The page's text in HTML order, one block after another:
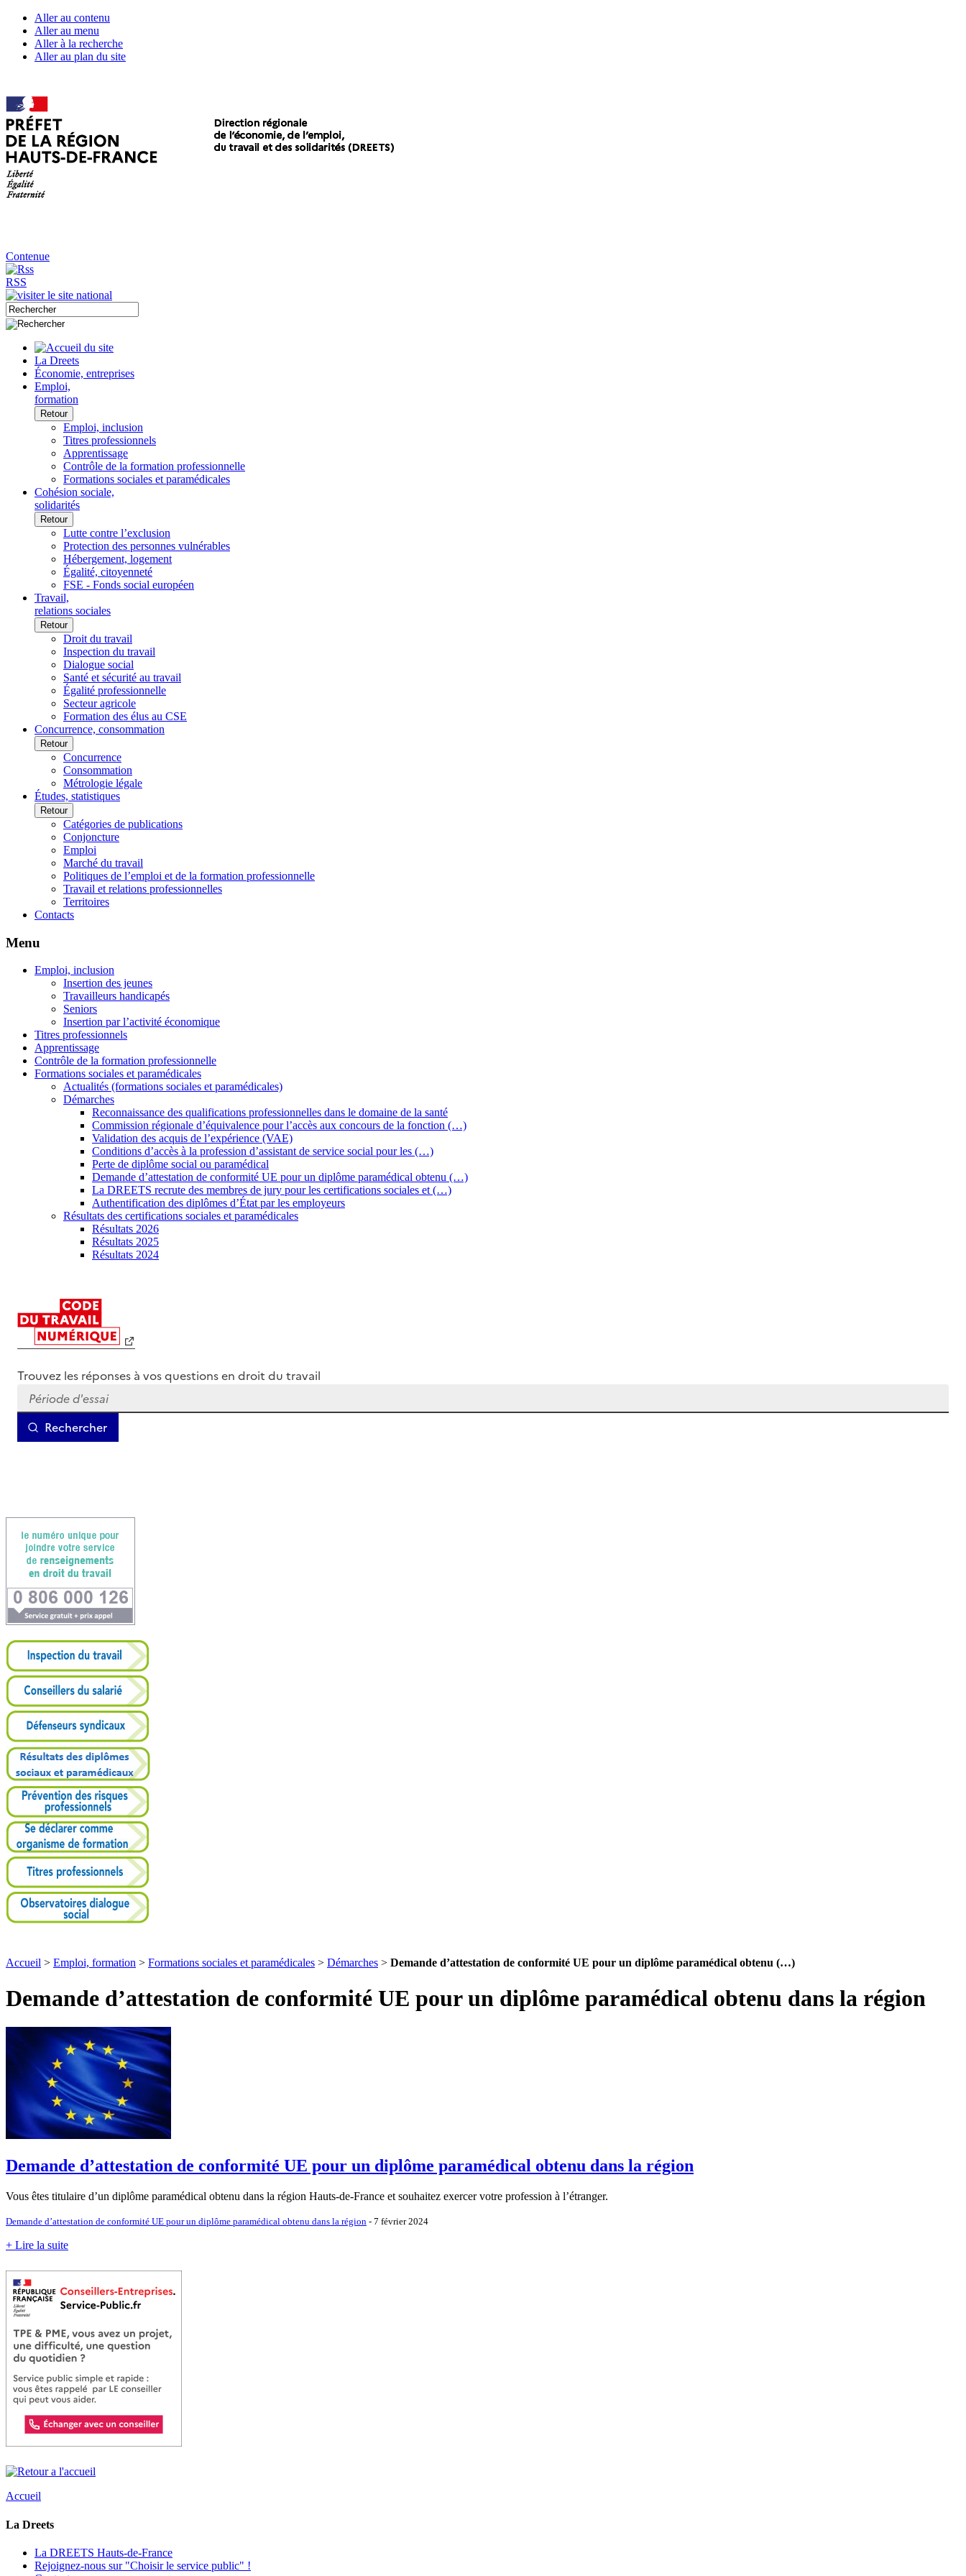
Aller au contenu
Aller au menu
Aller à la recherche
Aller au plan du site
Contenue
RSS
La Dreets
Économie, entreprises
Emploi,
formation
Retour
Emploi, inclusion
Titres professionnels
Apprentissage
Contrôle de la formation professionnelle
Formations sociales et paramédicales
Cohésion sociale,
solidarités
Retour
Lutte contre l’exclusion
Protection des personnes vulnérables
Hébergement, logement
Égalité, citoyenneté
FSE - Fonds social européen
Travail,
relations sociales
Retour
Droit du travail
Inspection du travail
Dialogue social
Santé et sécurité au travail
Égalité professionnelle
Secteur agricole
Formation des élus au CSE
Concurrence, consommation
Retour
Concurrence
Consommation
Métrologie légale
Études, statistiques
Retour
Catégories de publications
Conjoncture
Emploi
Marché du travail
Politiques de l’emploi et de la formation professionnelle
Travail et relations professionnelles
Territoires
Contacts
Menu
Emploi, inclusion
Insertion des jeunes
Travailleurs handicapés
Seniors
Insertion par l’activité économique
Titres professionnels
Apprentissage
Contrôle de la formation professionnelle
Formations sociales et paramédicales
Actualités (formations sociales et paramédicales)
Démarches
Reconnaissance des qualifications professionnelles dans le domaine de la santé
Commission régionale d’équivalence pour l’accès aux concours de la fonction (…)
Validation des acquis de l’expérience (VAE)
Conditions d’accès à la profession d’assistant de service social pour les (…)
Perte de diplôme social ou paramédical
Demande d’attestation de conformité UE pour un diplôme paramédical obtenu (…)
La DREETS recrute des membres de jury pour les certifications sociales et (…)
Authentification des diplômes d’État par les employeurs
Résultats des certifications sociales et paramédicales
Résultats 2026
Résultats 2025
Résultats 2024
Accueil > Emploi, formation > Formations sociales et paramédicales > Démarches > Demande d’attestation de conformité UE pour un diplôme paramédical obtenu (…)
Demande d’attestation de conformité UE pour un diplôme paramédical obtenu dans la région
Demande d’attestation de conformité UE pour un diplôme paramédical obtenu dans la région
Vous êtes titulaire d’un diplôme paramédical obtenu dans la région Hauts-de-France et souhaitez exercer votre profession à l’étranger.
Demande d’attestation de conformité UE pour un diplôme paramédical obtenu dans la région - 7 février 2024
+ Lire la suite
Accueil
La Dreets
La DREETS Hauts-de-France
Rejoignez-nous sur "Choisir le service public" !